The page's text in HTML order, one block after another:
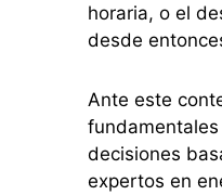
horaria, o el
desde
Ante este
decisiones
expertos en